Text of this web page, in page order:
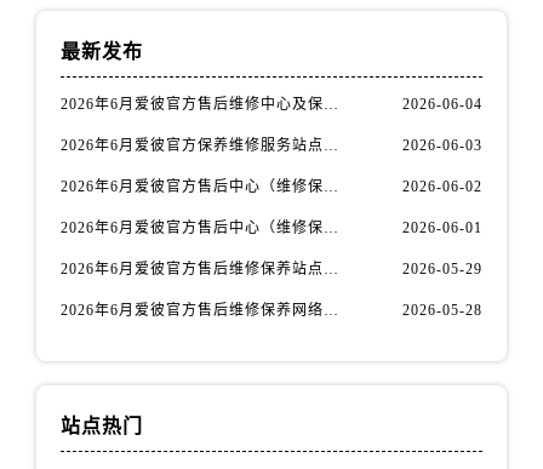
最新发布
2026年6月爱彼官方售后维修中心及保养中心迁址新增全记录文本内容 2026-06-04
2026年6月爱彼官方保养维修服务站点迁移及新设总览文件详细说明公示 2026-06-03
2026年6月爱彼官方售后中心（维修保养）网点迁移及新设补充最终版发布完毕 2026-06-02
2026年6月爱彼官方售后中心（维修保养）网点最终迁移及新设确认 2026-06-01
2026年6月爱彼官方售后维修保养站点清单补充最终版（搬迁+新开） 2026-05-29
2026年6月爱彼官方售后维修保养网络迁址及新设点速报 2026-05-28
站点热门